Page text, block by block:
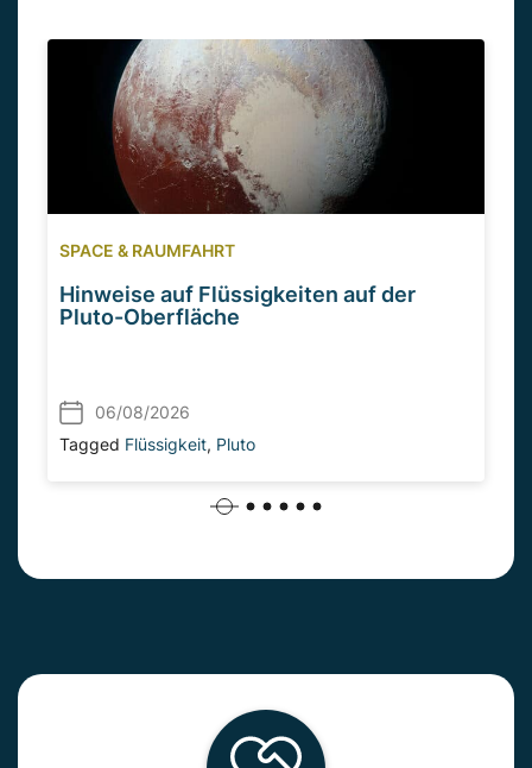
SPACE & RAUMFAHRT
Hinweise auf Flüssigkeiten auf der
Pluto-Oberfläche
06/08/2026
Tagged Flüssigkeit, Pluto